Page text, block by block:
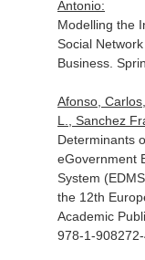
Antonio:
Modelling the
Social
Business.
Afonso,
L., Sanchez
Determinants
eGovernment
System
the 12th
Academic
978-1-